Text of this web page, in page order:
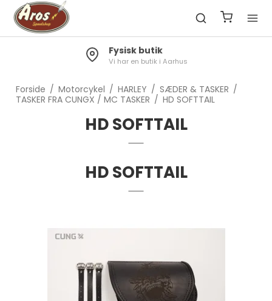
Fragt 49kr.
Gratis til pakkeshop ved køb over 1300kr.
Forside / Motorcykel / HARLEY / SÆDER & TASKER /
TASKER FRA CUNGX / MC TASKER / HD SOFTTAIL
HD SOFTTAIL
HD SOFTTAIL